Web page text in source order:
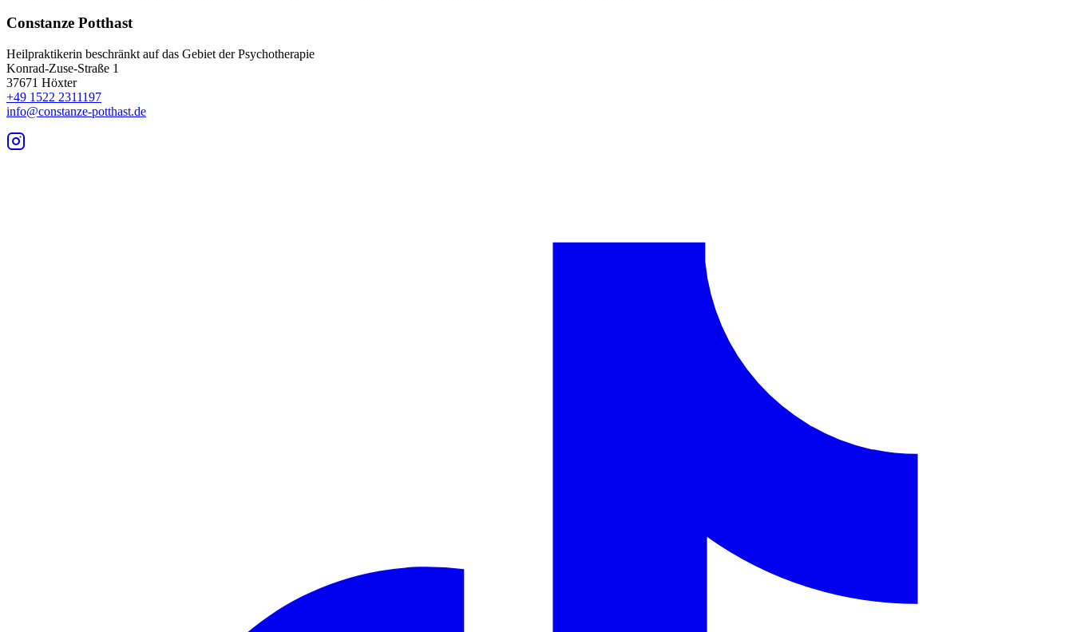
Constanze Potthast
Heilpraktikerin beschränkt auf das Gebiet der Psychotherapie
Konrad-Zuse-Straße 1
37671 Höxter
+49 1522 2311197
info@constanze-potthast.de